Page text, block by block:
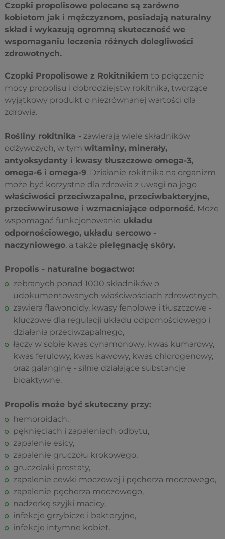
Czopki propolisowe polecane są zarówno
kobietom jak i mężczyznom, posiadają naturalny
skład i wykazują ogromną skuteczność we
wspomaganiu leczenia różnych dolegliwości
zdrowotnych.
Czopki Propolisowe z Rokitnikiem to połączenie
mocy propolisu i dobrodziejstw rokitnika, tworzące
wyjątkowy produkt o niezrównanej wartości dla
zdrowia.
Rośliny rokitnika - zawierają wiele składników
odżywczych, w tym witaminy, minerały,
antyoksydanty i kwasy tłuszczowe omega-3,
omega-6 i omega-9. Działanie rokitnika na organizm
może być korzystne dla zdrowia z uwagi na jego
właściwości przeciwzapalne, przeciwbakteryjne,
przeciwwirusowe i wzmacniające odporność. Może
wspomagać funkcjonowanie układu
odpornościowego, układu sercowo -
naczyniowego, a także pielęgnację skóry.
Propolis - naturalne bogactwo:
zebranych ponad 1000 składników o
udokumentowanych właściwościach zdrowotnych,
zawiera flawonoidy, kwasy fenolowe i tłuszczowe -
kluczowe dla regulacji układu odpornościowego i
działania przeciwzapalnego,
łączy w sobie kwas cynamonowy, kwas kumarowy,
kwas ferulowy, kwas kawowy, kwas chlorogenowy,
oraz galanginę - silnie działające substancje
bioaktywne.
Propolis może być skuteczny przy:
hemoroidach,
pęknięciach i zapaleniach odbytu,
zapalenie esicy,
zapalenie gruczołu krokowego,
gruczolaki prostaty,
zapalenie cewki moczowej i pęcherza moczowego,
zapalenie pęcherza moczowego,
nadżerkę szyjki macicy,
infekcje grzybicze i bakteryjne,
infekcje intymne kobiet.